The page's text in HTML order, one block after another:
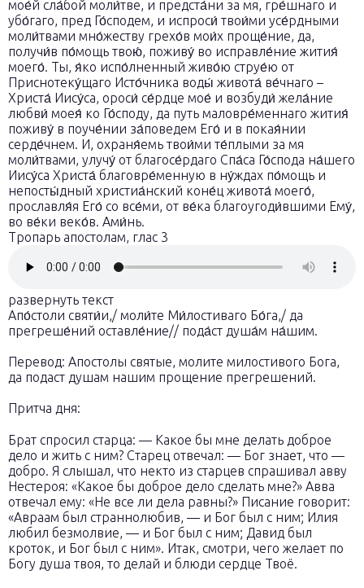
мое́й сла́бой моли́тве, и предста́ни за мя, гре́шнаго и
убо́гаго, пред Го́сподем, и испроси́ твои́ми усе́рдными
моли́твами мно́жеству грехо́в мои́х проще́ние, да,
получи́в по́мощь твою́, поживу́ во исправле́ние жития́
моего́. Ты, я́ко испо́лненный живо́ю струе́ю от
Приснотеку́щаго Исто́чника воды́ живота́ ве́чнаго –
Христа́ Иису́са, ороси́ се́рдце мое́ и возбуди́ жела́ние
любви́ моея́ ко Го́споду, да путь маловре́меннаго жития́
поживу́ в поуче́нии за́поведем Его́ и в покая́нии
серде́чнем. И, охраня́емь твои́ми те́плыми за мя
моли́твами, улучу́ от благосе́рдаго Спа́са Го́спода на́шего
Иису́са Христа́ благовре́менную в ну́ждах по́мощь и
непосты́дный христиа́нский коне́ц живота́ моего́,
прославля́я Его́ со все́ми, от ве́ка благоугоди́вшими Ему́,
во ве́ки веко́в. Ами́нь.
Тропарь апостолам, глас 3
развернуть текст
Апо́столи святи́и,/ моли́те Ми́лостиваго Бо́га,/ да
прегреше́ний оставле́ние// пода́ст душа́м на́шим.
Перевод: Апостолы святые, молите милостивого Бога,
да подаст душам нашим прощение прегрешений.
Притча дня:
Брат спросил старца: — Какое бы мне делать доброе
дело и жить с ним? Старец отвечал: — Бог знает, что —
добро. Я слышал, что некто из старцев спрашивал авву
Нестероя: «Какое бы доброе дело сделать мне?» Авва
отвечал ему: «Не все ли дела равны?» Писание говорит:
«Авраам был страннолюбив, — и Бог был с ним; Илия
любил безмолвие, — и Бог был с ним; Давид был
кроток, и Бог был с ним». Итак, смотри, чего желает по
Богу душа твоя, то делай и блюди сердце Твоё.